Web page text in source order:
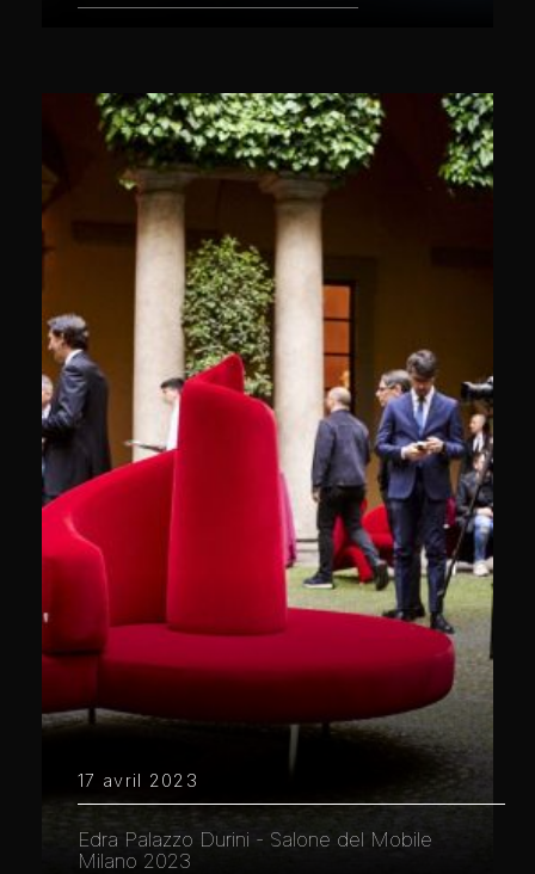
17 avril 2023
Edra Palazzo Durini - Salone del Mobile
Milano 2023